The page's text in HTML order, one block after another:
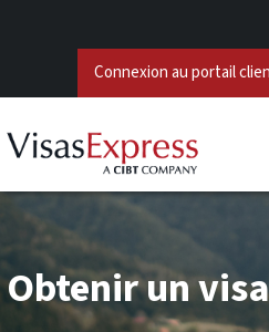
Connexion au portail
Obtenir un